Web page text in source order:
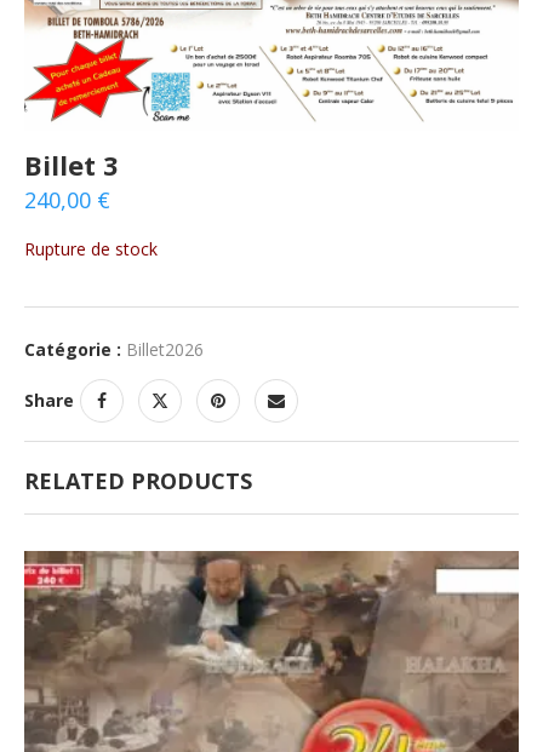
Billet 3
240,00 €
Rupture de stock
Catégorie : Billet2026
Share
RELATED PRODUCTS